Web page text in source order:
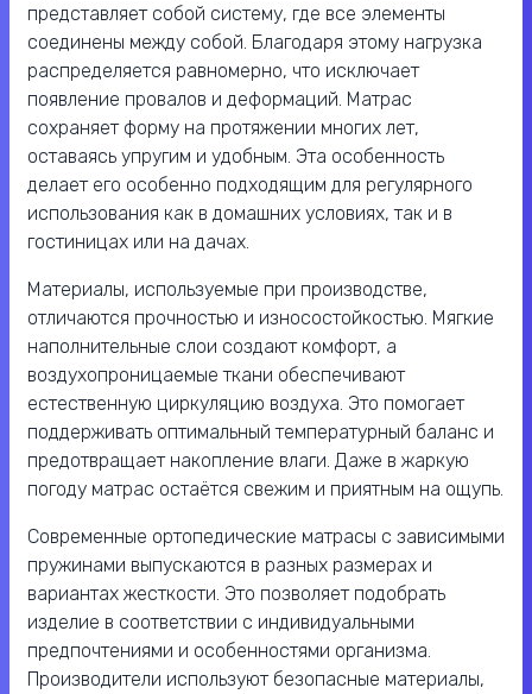
представляет собой систему, где все элементы
соединены между собой. Благодаря этому нагрузка
распределяется равномерно, что исключает
появление провалов и деформаций. Матрас
сохраняет форму на протяжении многих лет,
оставаясь упругим и удобным. Эта особенность
делает его особенно подходящим для регулярного
использования как в домашних условиях, так и в
гостиницах или на дачах.
Материалы, используемые при производстве,
отличаются прочностью и износостойкостью. Мягкие
наполнительные слои создают комфорт, а
воздухопроницаемые ткани обеспечивают
естественную циркуляцию воздуха. Это помогает
поддерживать оптимальный температурный баланс и
предотвращает накопление влаги. Даже в жаркую
погоду матрас остаётся свежим и приятным на ощупь.
Современные ортопедические матрасы с зависимыми
пружинами выпускаются в разных размерах и
вариантах жесткости. Это позволяет подобрать
изделие в соответствии с индивидуальными
предпочтениями и особенностями организма.
Производители используют безопасные материалы,